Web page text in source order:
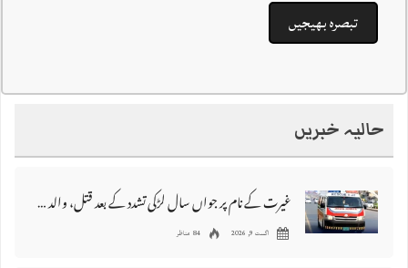
حالیہ خبریں
غیرت کے نام پر جواں سال لڑکی تشدد کے بعد قتل، والد اور دو بھائی گرفتار
اگست 9, 2026 84 مناظر